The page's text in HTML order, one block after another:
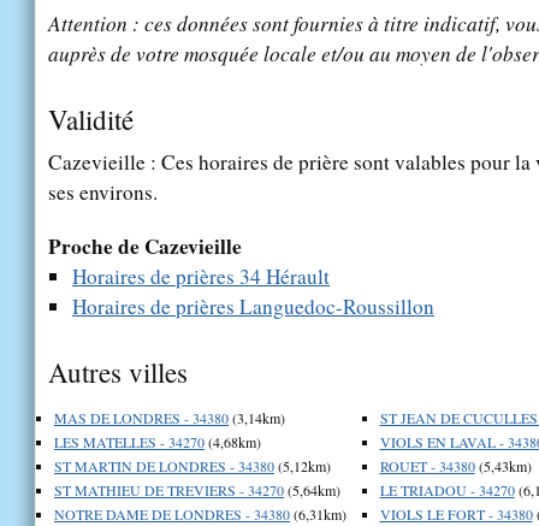
Attention : ces données sont fournies à titre indicatif,
auprès de votre mosquée locale et/ou au moyen de
Validité
Cazevieille : Ces horaires de prière sont valables pour
ses environs.
Proche de Cazevieille
Horaires de prières 34 Hérault
Horaires de prières Languedoc-Roussillon
Autres villes
MAS DE LONDRES - 34380(3,14km)
LES MATELLES - 34270(4,68km)
ST MARTIN DE LONDRES - 34380(5,12km)
ST MATHIEU DE TREVIERS - 34270(5,64km)
NOTRE DAME DE LONDRES - 34380(6,31km)
ST JEAN DE
VIOLS EN LAVAL -
ROUET - 34380(5,43km)
LE TRIADOU - 34270
VIOLS LE FORT - 34380